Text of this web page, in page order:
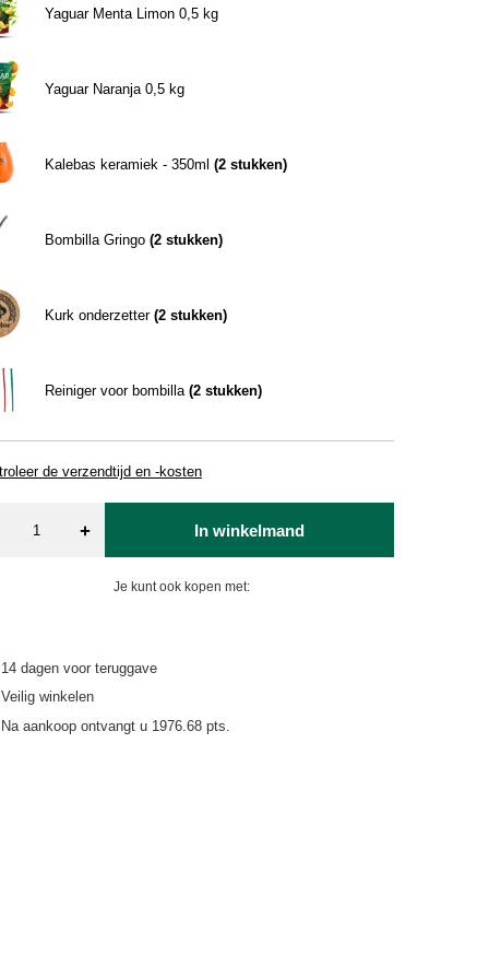
Yaguar Menta Limon 0,5 kg
Yaguar Naranja 0,5 kg
Kalebas keramiek - 350ml (2 stukken)
Bombilla Gringo (2 stukken)
Kurk onderzetter(2 stukken)
Reiniger voor bombilla(2 stukken)
de verzendtijd en -kosten
+ In winkelmand
Je kunt ook kopen met:
14 dagen voor teruggave
Veilig winkelen
Na aankoop ontvangt u 1976.68 pts.